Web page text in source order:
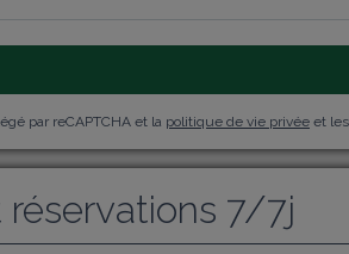
par reCAPTCHA et la politique de vie privée et les
réservations 7/7j